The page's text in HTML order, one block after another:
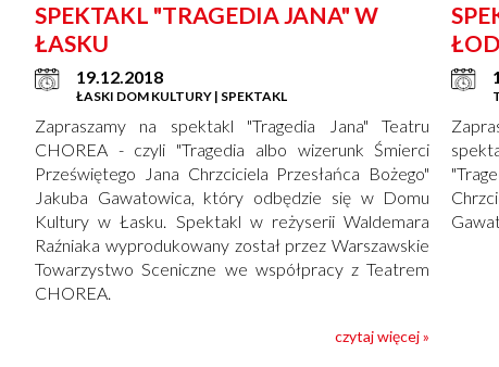
SPEKTAKL "TRAGEDIA JANA" W
ŁASKU
19.12.2018
ŁASKI DOM KULTURY | SPEKTAKL
Zapraszamy na spektakl "Tragedia Jana" Teatru
CHOREA - czyli "Tragedia albo wizerunk Śmierci
Przeświętego Jana Chrzciciela Przesłańca Bożego"
Jakuba Gawatowica, który odbędzie się w Domu
Kultury w Łasku. Spektakl w reżyserii Waldemara
Raźniaka wyprodukowany został przez Warszawskie
Towarzystwo Sceniczne we współpracy z Teatrem
CHOREA.
czytaj więcej »